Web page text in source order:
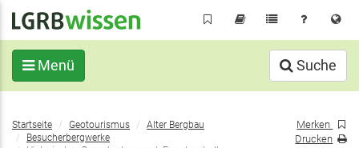
Inhalt
Menü Suche
Sie
befinden
Startseite Geotourismus
Alter Bergbau
Besucherbergwerke
Merken
Drucken